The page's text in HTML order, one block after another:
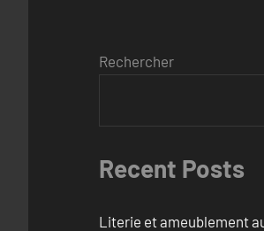
Rechercher
Recent Posts
Literie et ameublement